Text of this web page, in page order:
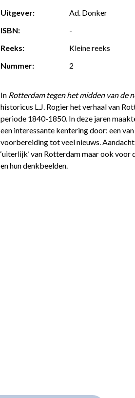
Uitgever:
Ad. Donker
ISBN:
-
Reeks:
Kleine reeks
Nummer:
2
In Rotterdam tegen het midden van de
historicus L.J. Rogier het verhaal van
periode 1840-1850. In deze jaren
een interessante kentering door: een
voorbereiding tot veel nieuws.
‘uiterlijk’ van Rotterdam maar ook
en hun denkbeelden.